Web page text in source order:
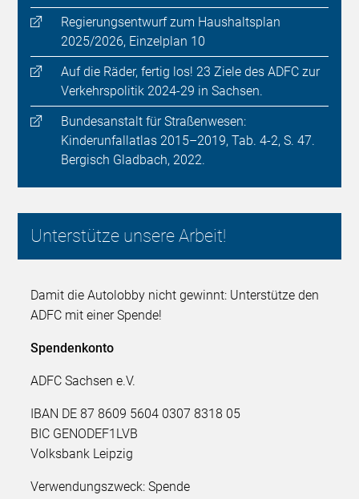
Regierungsentwurf zum Haushaltsplan
2025/2026, Einzelplan 10
Auf die Räder, fertig los! 23 Ziele des ADFC zur
Verkehrspolitik 2024-29 in Sachsen.
Bundesanstalt für Straßenwesen:
Kinderunfallatlas 2015–2019, Tab. 4-2, S. 47.
Bergisch Gladbach, 2022.
Unterstütze unsere Arbeit!
Damit die Autolobby nicht gewinnt: Unterstütze den
ADFC mit einer Spende!
Spendenkonto
ADFC Sachsen e.V.
IBAN DE 87 8609 5604 0307 8318 05
BIC GENODEF1LVB
Volksbank Leipzig
Verwendungszweck: Spende